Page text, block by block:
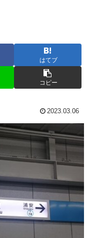
はてブ
コピー
2023.03.06